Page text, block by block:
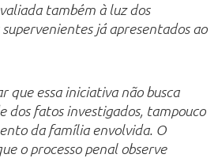
também à luz dos
já apresentados ao
que essa iniciativa não busca
dos fatos investigados, tampouco
da família envolvida. O
o processo penal observe